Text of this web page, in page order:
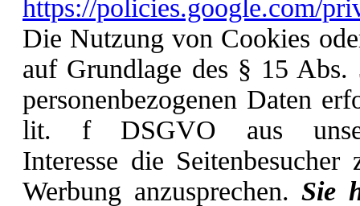
https://policies.google.com/
Die Nutzung von Cookies
auf Grundlage des § 15
personenbezogenen Daten
lit. f DSGVO aus
Interesse die Seitenbesucher
Werbung anzusprechen. Sie